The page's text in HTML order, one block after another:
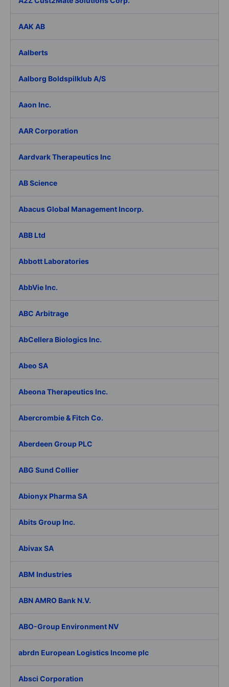
AAK AB
Aalberts
Aalborg Boldspilklub A/S
Aaon Inc.
AAR Corporation
Aardvark Therapeutics Inc
AB Science
Abacus Global Management Incorp.
ABB Ltd
Abbott Laboratories
AbbVie Inc.
ABC Arbitrage
AbCellera Biologics Inc.
Abeo SA
Abeona Therapeutics Inc.
Abercrombie & Fitch Co.
Aberdeen Group PLC
ABG Sund Collier
Abionyx Pharma SA
Abits Group Inc.
Abivax SA
ABM Industries
ABN AMRO Bank N.V.
ABO-Group Environment NV
abrdn European Logistics Income plc
Absci Corporation